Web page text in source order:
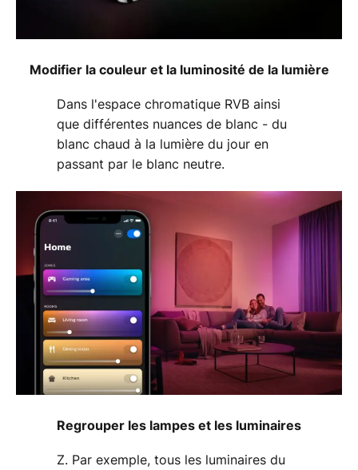
Modifier la couleur et la luminosité de la lumière
Dans l'espace chromatique RVB ainsi
que différentes nuances de blanc - du
blanc chaud à la lumière du jour en
passant par le blanc neutre.
Regrouper les lampes et les luminaires
Z. Par exemple, tous les luminaires du